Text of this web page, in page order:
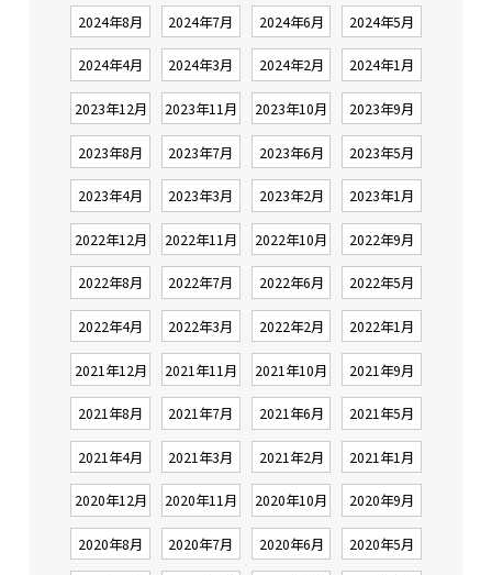
2024年8月 2024年7月 2024年6月 2024年5月
2024年4月 2024年3月 2024年2月 2024年1月
2023年12月 2023年11月 2023年10月 2023年9月
2023年8月 2023年7月 2023年6月 2023年5月
2023年4月 2023年3月 2023年2月 2023年1月
2022年12月 2022年11月 2022年10月 2022年9月
2022年8月 2022年7月 2022年6月 2022年5月
2022年4月 2022年3月 2022年2月 2022年1月
2021年12月 2021年11月 2021年10月 2021年9月
2021年8月 2021年7月 2021年6月 2021年5月
2021年4月 2021年3月 2021年2月 2021年1月
2020年12月 2020年11月 2020年10月 2020年9月
2020年8月 2020年7月 2020年6月 2020年5月